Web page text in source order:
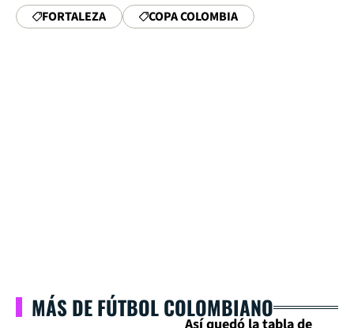
FORTALEZA COPA COLOMBIA
MÁS DE FÚTBOL COLOMBIANO